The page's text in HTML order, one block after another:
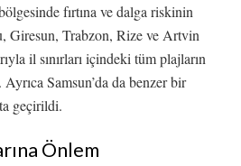
fırtına ve dalga riskinin
Giresun, Trabzon, Rize ve Artvin
il sınırları içindeki tüm plajların
Ayrıca Samsun’da da benzer bir
geçirildi.
Önlem